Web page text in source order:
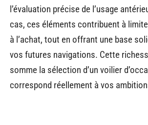
l’évaluation précise de l’usage
cas, ces éléments contribuent à
à l’achat, tout en offrant une base
vos futures navigations. Cette
somme la sélection d’un voilier
correspond réellement à vos